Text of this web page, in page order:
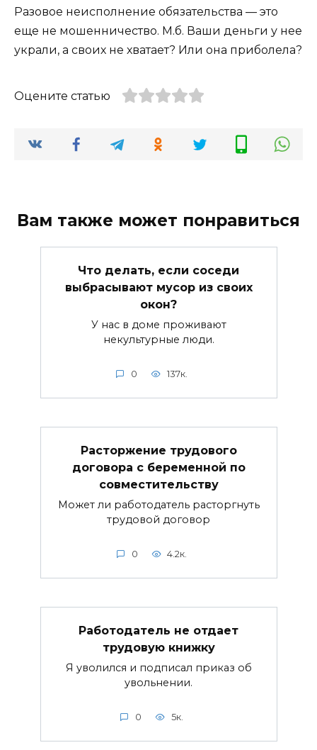
Разовое неисполнение обязательства — это
еще не мошенничество. М.б. Ваши деньги у нее
украли, а своих не хватает? Или она приболела?
Оцените статью
Вам также может понравиться
Что делать, если соседи
выбрасывают мусор из своих
окон?
У нас в доме проживают
некультурные люди.
0 137к.
Расторжение трудового
договора с беременной по
совместительству
Может ли работодатель расторгнуть
трудовой договор
0 4.2к.
Работодатель не отдает
трудовую книжку
Я уволился и подписал приказ об
увольнении.
0 5к.